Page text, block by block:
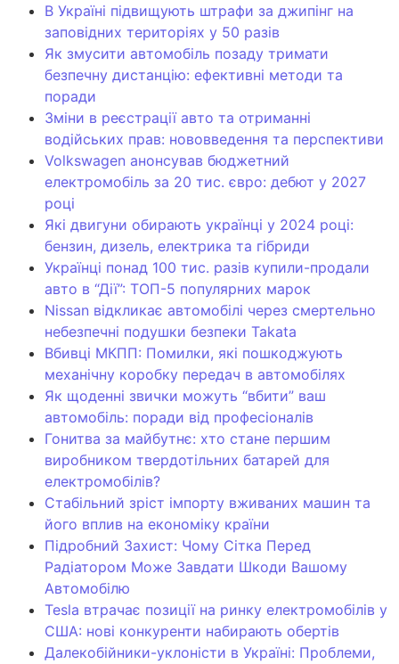
В Україні підвищують штрафи за джипінг на
заповідних територіях у 50 разів
Як змусити автомобіль позаду тримати
безпечну дистанцію: ефективні методи та
поради
Зміни в реєстрації авто та отриманні
водійських прав: нововведення та перспективи
Volkswagen анонсував бюджетний
електромобіль за 20 тис. євро: дебют у 2027
році
Які двигуни обирають українці у 2024 році:
бензин, дизель, електрика та гібриди
Українці понад 100 тис. разів купили-продали
авто в “Дії”: ТОП-5 популярних марок
Nissan відкликає автомобілі через смертельно
небезпечні подушки безпеки Takata
Вбивці МКПП: Помилки, які пошкоджують
механічну коробку передач в автомобілях
Як щоденні звички можуть “вбити” ваш
автомобіль: поради від професіоналів
Гонитва за майбутнє: хто стане першим
виробником твердотільних батарей для
електромобілів?
Стабільний зріст імпорту вживаних машин та
його вплив на економіку країни
Підробний Захист: Чому Сітка Перед
Радіатором Може Завдати Шкоди Вашому
Автомобілю
Tesla втрачає позиції на ринку електромобілів у
США: нові конкуренти набирають обертів
Далекобійники-уклоністи в Україні: Проблеми,